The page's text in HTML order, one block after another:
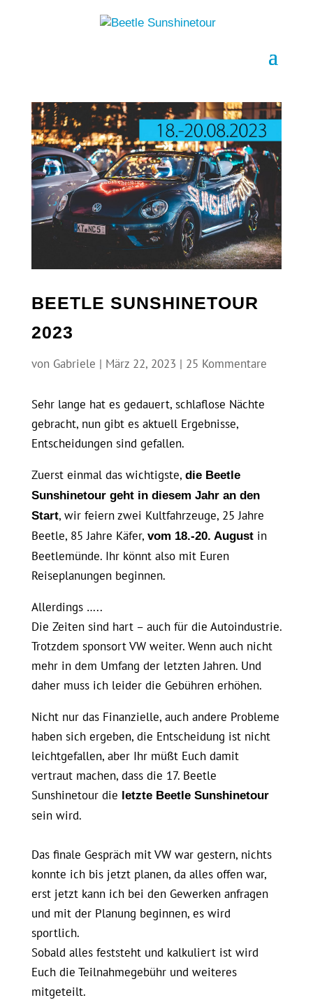
BEETLE SUNSHINETOUR
2023
von Gabriele | März 22, 2023 | 25 Kommentare
Sehr lange hat es gedauert, schlaflose Nächte
gebracht, nun gibt es aktuell Ergebnisse,
Entscheidungen sind gefallen.
Zuerst einmal das wichtigste, die Beetle
Sunshinetour geht in diesem Jahr an den
Start, wir feiern zwei Kultfahrzeuge, 25 Jahre
Beetle, 85 Jahre Käfer, vom 18.-20. Augustin
Beetlemünde. Ihr könnt also mit Euren
Reiseplanungen beginnen.
Allerdings …..
Die Zeiten sind hart – auch für die Autoindustrie.
Trotzdem sponsort VW weiter. Wenn auch nicht
mehr in dem Umfang der letzten Jahren. Und
daher muss ich leider die Gebühren erhöhen.
Nicht nur das Finanzielle, auch andere Probleme
haben sich ergeben, die Entscheidung ist nicht
leichtgefallen, aber Ihr müßt Euch damit
vertraut machen, dass die 17. Beetle
Sunshinetour die letzte Beetle Sunshinetour
sein wird.
Das finale Gespräch mit VW war gestern, nichts
konnte ich bis jetzt planen, da alles offen war,
erst jetzt kann ich bei den Gewerken anfragen
und mit der Planung beginnen, es wird
sportlich.
Sobald alles feststeht und kalkuliert ist wird
Euch die Teilnahmegebühr und weiteres
mitgeteilt.